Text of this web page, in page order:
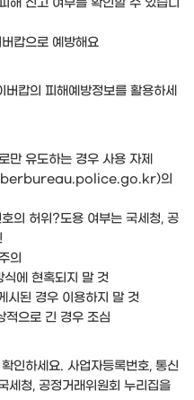
캅으로 예방해요
캅의 피해예방정보를 활용하세
유도하는 경우 사용 자제
의
의 허위?도용 여부는 국세청, 공
의
에 현혹되지 말 것
시된 경우 이용하지 말 것
으로 긴 경우 조심
인하세요. 사업자등록번호, 통신
세청, 공정거래위원회 누리집을